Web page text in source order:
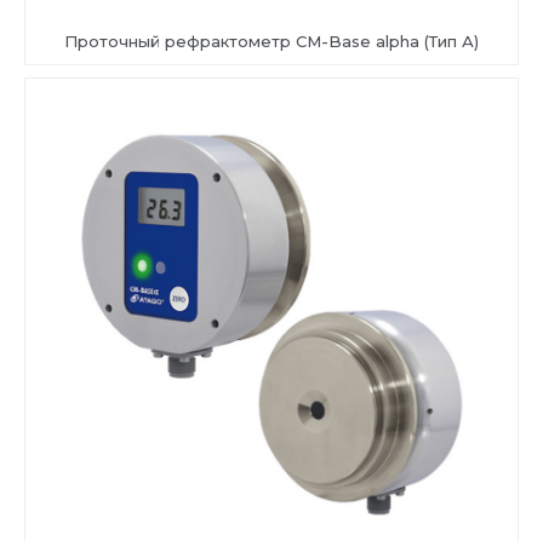
Проточный рефрактометр CM-Base alpha (Тип А)